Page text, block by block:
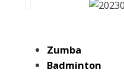
Zumba
Badminton